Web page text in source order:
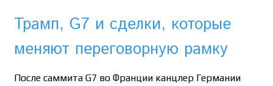
Трамп, G7 и сделки, которые
меняют переговорную рамку
После саммита G7 во Франции канцлер Германии